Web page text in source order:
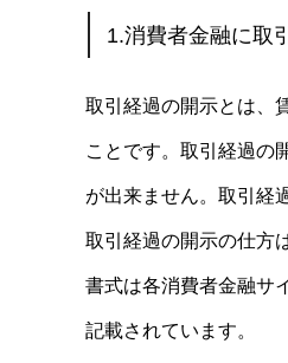
1.消費者金融に取
取引経過の開示とは、
ことです。取引経過の
が出来ません。取引経
取引経過の開示の仕方
書式は各消費者金融サ
記載されています。